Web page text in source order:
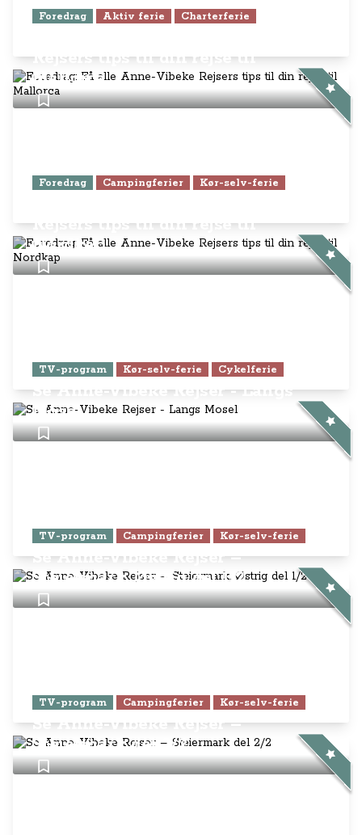
Foredrag Aktiv ferie Charterferie
Rejsers tips til din rejse til
Mallorca
Foredrag Campingferier Kør-selv-ferie
Rejsers tips til din rejse til
Nordkap
TV-program Kør-selv-ferie Cykelferie
Se Anne-Vibeke Rejser - Langs
Mosel
TV-program Campingferier Kør-selv-ferie
Se Anne-Vibeke Rejser –
Steiermark, Østrig del 1/2
TV-program Campingferier Kør-selv-ferie
Se Anne-Vibeke Rejser –
Steiermark del 2/2